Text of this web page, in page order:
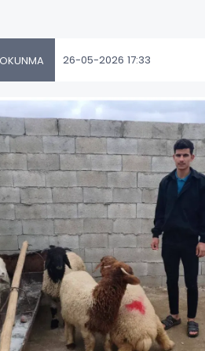
OKUNMA 26-05-2026 17:33